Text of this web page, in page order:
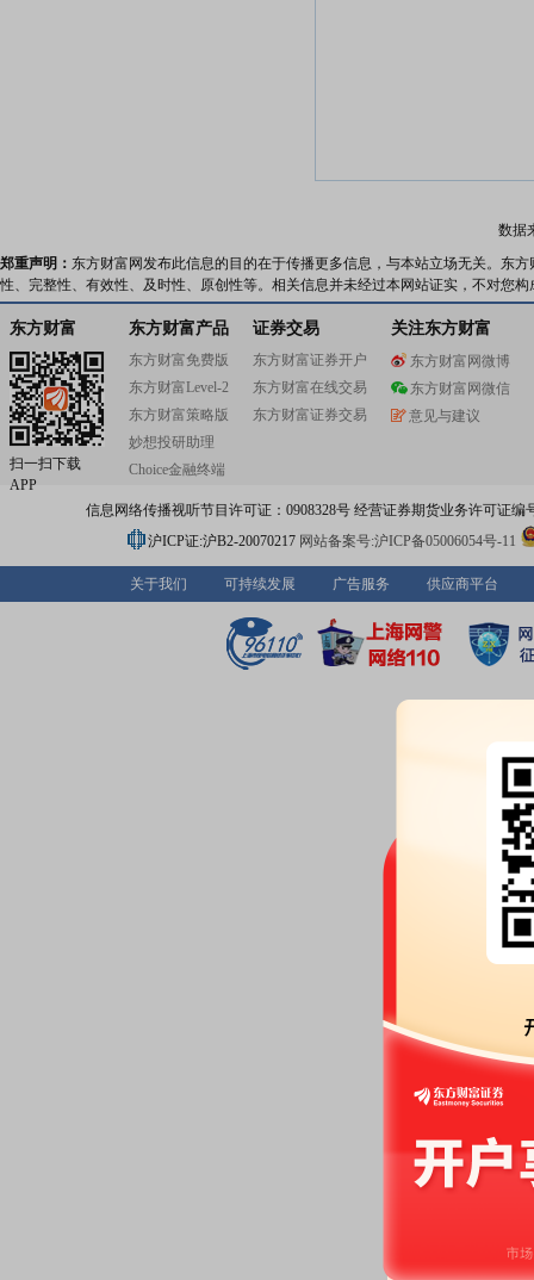
数据
郑重声明： 东方财富网发布此信息的目的在于传播更多信息，与本站立场无关。东
性、完整性、有效性、及时性、原创性等。相关信息并未经过本网站证实，不对您
东方财富
扫一扫下载
APP
东方财富产品
东方财富免费版
东方财富Level-2
东方财富策略版
妙想投研助理
Choice金融终端
证券交易
东方财富证券开户
东方财富在线交易
东方财富证券交易
关注东方财富
东方财富网微博
东方财富网微信
意见与建议
信息网络传播视听节目许可证：0908328号 经营证券期货业务许可证编
沪ICP证:沪B2-20070217 网站备案号:沪ICP备05006054号-11
关于我们 可持续发展 广告服务 供应商平台